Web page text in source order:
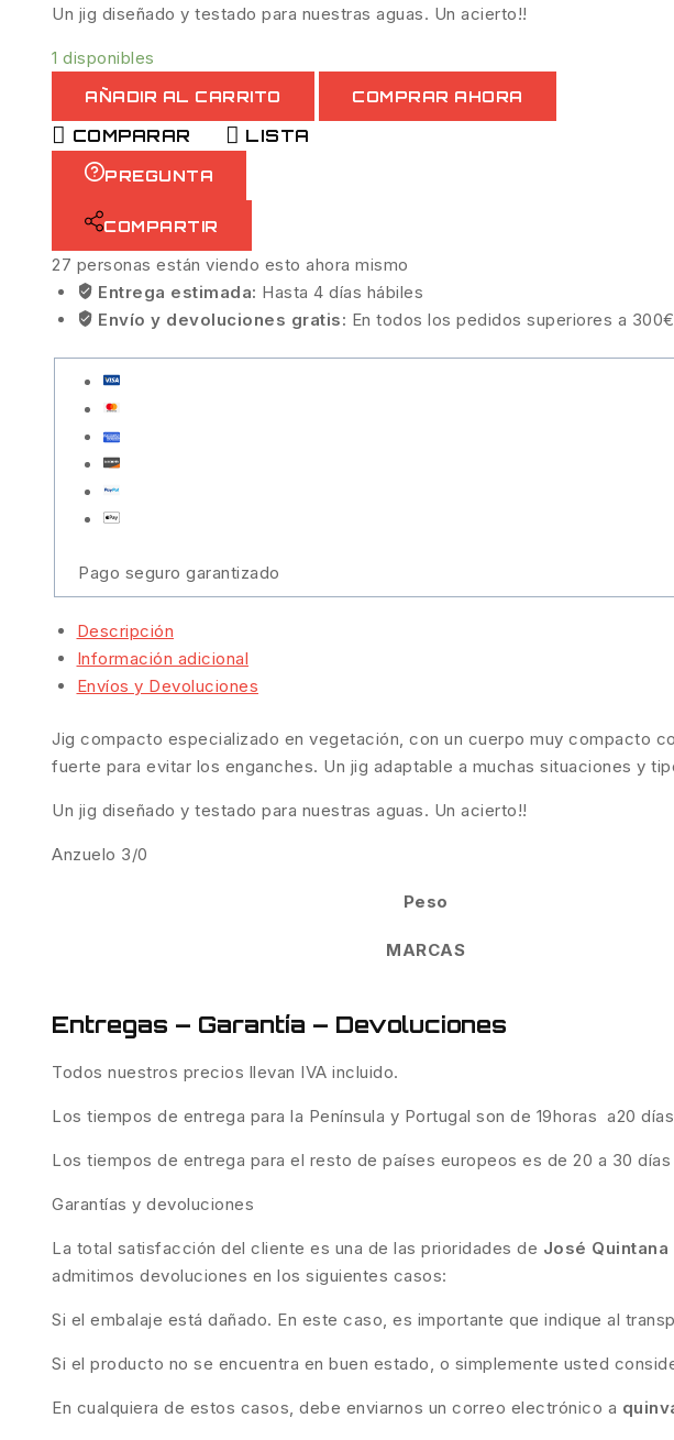
Un jig diseñado y testado para nuestras aguas. Un acierto!!
1 disponibles
AÑADIR AL CARRITO COMPRAR AHORA
COMPARAR LISTA
PREGUNTA
COMPARTIR
27 personas están viendo esto ahora mismo
Entrega estimada: Hasta 4 días hábiles
Envío y devoluciones gratis: En todos los pedidos superiores a 300€
Pago seguro garantizado
Descripción
Información adicional
Envíos y Devoluciones
Jig compacto especializado en vegetación, con un cuerpo muy compacto
fuerte para evitar los enganches. Un jig adaptable a muchas situaciones y
Un jig diseñado y testado para nuestras aguas. Un acierto!!
Anzuelo 3/0
Peso
MARCAS
Entregas – Garantía – Devoluciones
Todos nuestros precios llevan IVA incluido.
Los tiempos de entrega para la Península y Portugal son de 19horas a20
Los tiempos de entrega para el resto de países europeos es de 20 a 30
Garantías y devoluciones
La total satisfacción del cliente es una de las prioridades de José Quintana
admitimos devoluciones en los siguientes casos:
Si el embalaje está dañado. En este caso, es importante que indique al
Si el producto no se encuentra en buen estado, o simplemente usted
En cualquiera de estos casos, debe enviarnos un correo electrónico a